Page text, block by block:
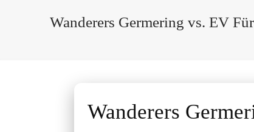
Wanderers Germering vs. EV
Wanderers